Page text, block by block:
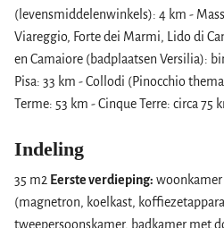
(levensmiddelenwinkels): 4 km -
Viareggio, Forte dei Marmi, Lido di
en Camaiore (badplaatsen Versilia):
Pisa: 33 km - Collodi (Pinocchio
Terme: 53 km - Cinque Terre: circa 75
Indeling
35 m2 Eerste verdieping:
(magnetron, koelkast,
tweepersoonskamer, badkamer met